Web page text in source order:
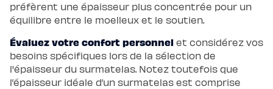
préfèrent une épaisseur plus concentrée pour un
équilibre entre le moelleux et le soutien.
Évaluez votre confort personnel et considérez vos
besoins spécifiques lors de la sélection de
l'épaisseur du surmatelas. Notez toutefois que
l’épaisseur idéale d’un surmatelas est comprise